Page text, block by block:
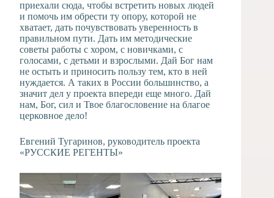
приехали сюда, чтобы встретить новых людей
и помочь им обрести ту опору, которой не
хватает, дать почувствовать уверенность в
правильном пути. Дать им методические
советы работы с хором, с новичками, с
голосами, с детьми и взрослыми. Дай Бог нам
не остыть и приносить пользу тем, кто в ней
нуждается. А таких в России большинство, а
значит дел у проекта впереди еще много. Дай
нам, Бог, сил и Твое благословение на благое
церковное дело!
Евгений Тугаринов, руководитель проекта
«РУССКИЕ РЕГЕНТЫ»